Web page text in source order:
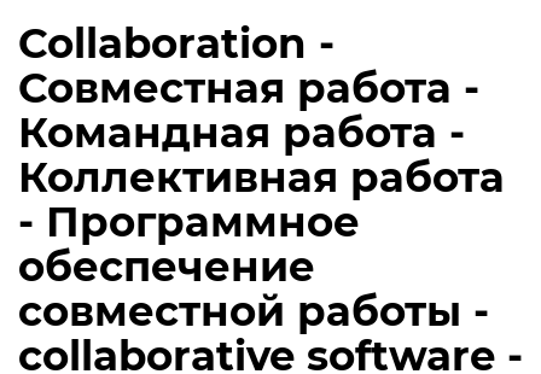
Collaboration -
Совместная работа -
Командная работа -
Коллективная работа
- Программное
обеспечение
совместной работы -
collaborative software -